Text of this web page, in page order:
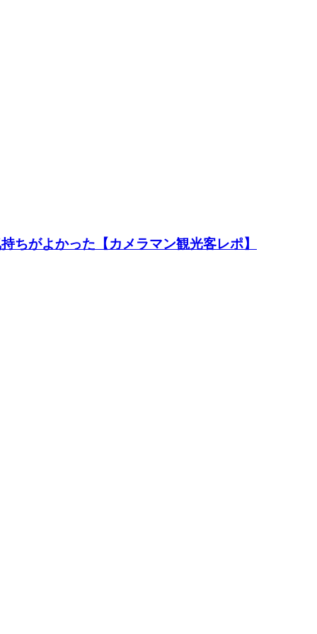
ちがよかった【カメラマン観光客レポ】